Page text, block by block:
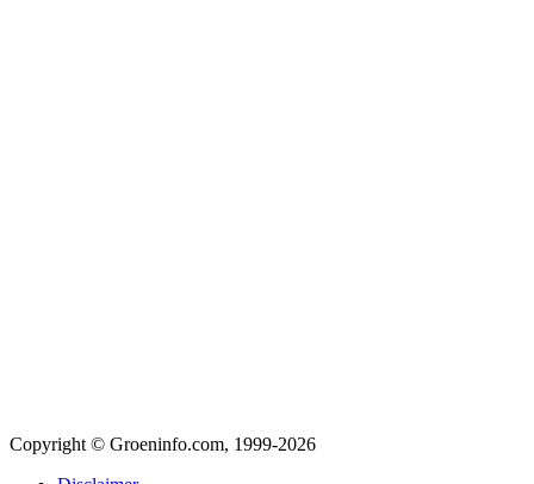
Copyright © Groeninfo.com, 1999-2026